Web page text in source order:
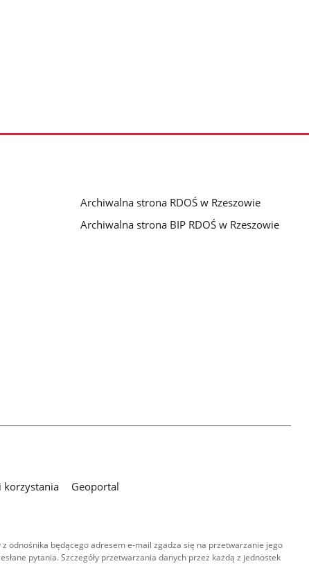
Archiwalna strona RDOŚ w Rzeszowie
Archiwalna strona BIP RDOŚ w Rzeszowie
korzystania
Geoportal
odnośnika będącego adresem e-mail zgadza się na przetwarzanie jego
pytania. Szczegóły przetwarzania danych przez każdą z jednostek